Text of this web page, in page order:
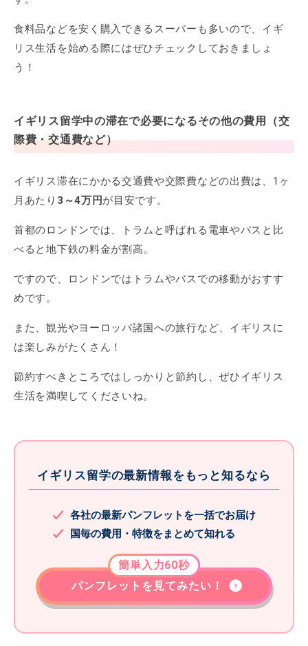
食料品などを安く購入できるスーパーも多いので、イギ
リス生活を始める際にはぜひチェックしておきましょ
う！
イギリス留学中の滞在で必要になるその他の費用（交
際費・交通費など）
イギリス滞在にかかる交通費や交際費などの出費は、1ヶ
月あたり 3～4万円が目安です。
首都のロンドンでは、トラムと呼ばれる電車やバスと比
べると地下鉄の料金が割高。
ですので、ロンドンではトラムやバスでの移動がおすす
めです。
また、観光やヨーロッパ諸国への旅行など、イギリスに
は楽しみがたくさん！
節約すべきところではしっかりと節約し、ぜひイギリス
生活を満喫してくださいね。
イギリス留学の最新情報をもっと知るなら
各社の最新パンフレットを一括でお届け
国毎の費用・特徴をまとめて知れる
パンフレットを見てみたい！
簡単入力60秒